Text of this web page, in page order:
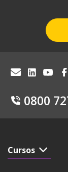
0800
Cursos